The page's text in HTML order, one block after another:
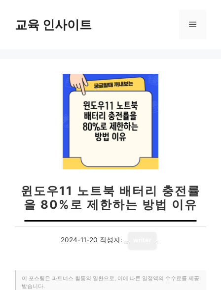
교육 인사이트 메
윈도우11 노트북 배터리 충전률
을 80%로 제한하는 방법 이유
2024-11-20 작성자:
이 포스팅은 파트너스 활동의 일환으로, 이에 따른 일정액의 수수료를 제공
받습니다.